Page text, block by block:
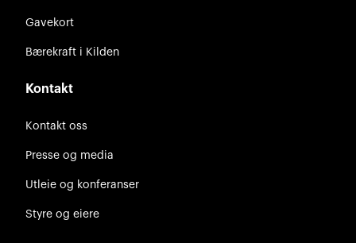
Gavekort
Bærekraft i Kilden
Kontakt
Kontakt oss
Presse og media
Utleie og konferanser
Styre og eiere